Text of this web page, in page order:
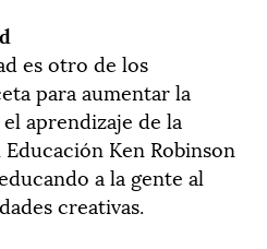
es otro de los
para aumentar la
aprendizaje de la
Ken Robinson
a la gente al
creativas.